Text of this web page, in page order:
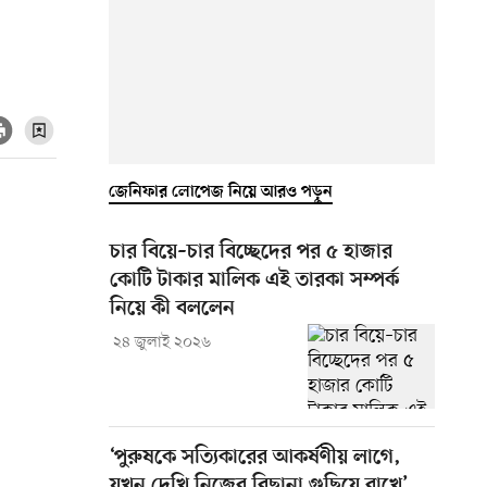
জেনিফার লোপেজ নিয়ে আরও পড়ুন
চার বিয়ে–চার বিচ্ছেদের পর ৫ হাজার
কোটি টাকার মালিক এই তারকা সম্পর্ক
নিয়ে কী বললেন
২৪ জুলাই ২০২৬
‘পুরুষকে সত্যিকারের আকর্ষণীয় লাগে,